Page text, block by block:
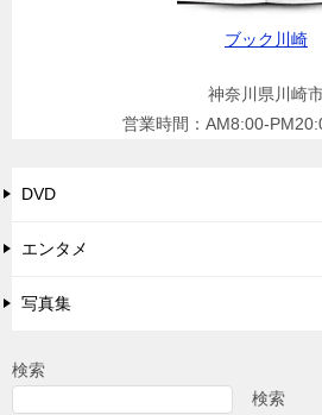
ブック川崎
神奈川県川崎
営業時間：AM8:00-
DVD
エンタメ
写真集
検索
検索